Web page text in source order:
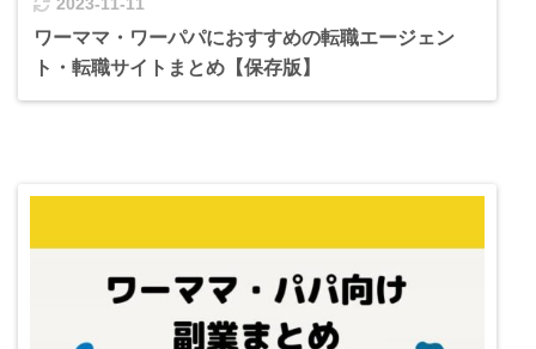
2023-11-11
ワーママ・ワーパパにおすすめの転職エージェン
ト・転職サイトまとめ【保存版】